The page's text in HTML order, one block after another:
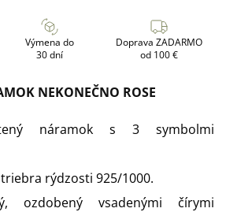
Výmena do
30 dní
Doprava ZADARMO
od 100 €
NEKONEČNO ROSE
náramok s 3 symbolmi
rýdzosti 925/1000.
ozdobený vsadenými čírymi